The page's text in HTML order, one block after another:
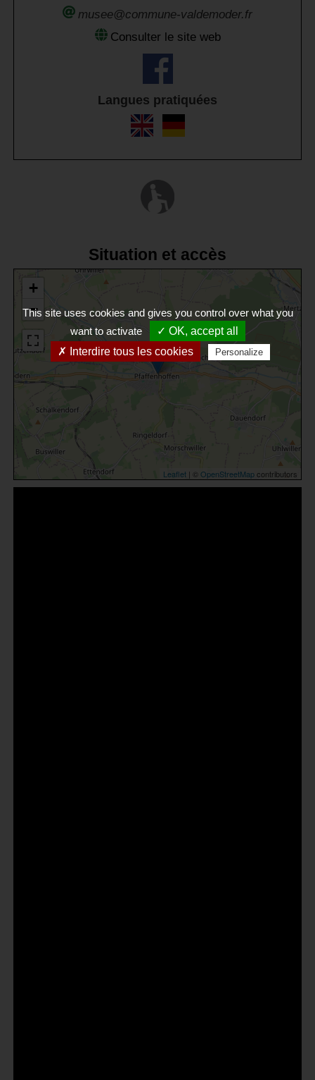
musee@commune-valdemoder.fr
Consulter le site web
Langues pratiquées
Situation et accès
+
−
Leaflet| © OpenStreetMapcontributors
This site uses cookies and gives you control over what you
want to activate
✓ OK, accept all
✗ Interdire tous les cookies
Personalize